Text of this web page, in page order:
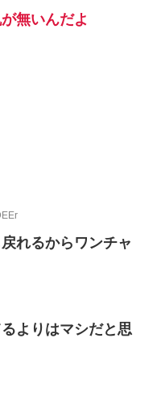
無いんだよ
れるからワンチャ
よりはマシだと思